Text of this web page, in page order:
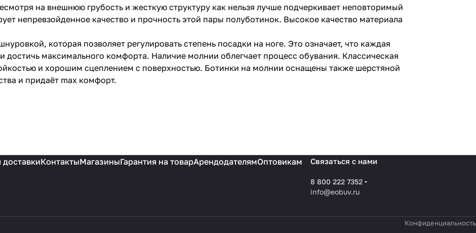
на внешнюю грубость и жесткую структуру как нельзя лучше подчеркивает неповторимый
непревзойденное качество и прочность этой пары полуботинок. Высокое качество материала
которая позволяет регулировать степень посадки на ноге. Это означает, что каждая
максимального комфорта. Наличие молнии облегчает процесс обувания. Классическая
и хорошим сцеплением с поверхностью. Ботинки на молнии оснащены также шерстяной
и придаёт max комфорт.
доставкиКонтактыМагазиныГарантия на товарАрендодателямОптовикам
Связаться с нами
8 800 222 7352
info@eobuv.ru
Конфиденциальность